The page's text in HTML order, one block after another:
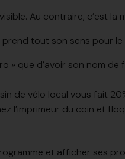
Au contraire, c’est la
tout son sens pour
» que d’avoir son nom
de vélo local vous fait
l’imprimeur du coin et
et afficher ses